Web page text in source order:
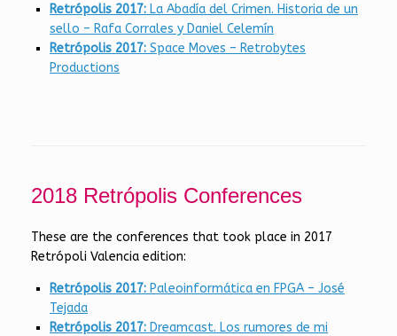
Retrópolis 2017: La Abadía del Crimen. Historia de un
sello – Rafa Corrales y Daniel Celemín
Retrópolis 2017: Space Moves – Retrobytes
Productions
2018 Retrópolis Conferences
These are the conferences that took place in 2017
Retrópoli Valencia edition:
Retrópolis 2017: Paleoinformática en FPGA – José
Tejada
Retrópolis 2017: Dreamcast. Los rumores de mi